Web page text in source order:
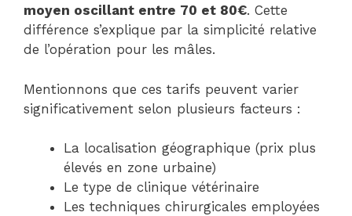
moyen oscillant entre 70 et 80€. Cette
différence s’explique par la simplicité relative
de l’opération pour les mâles.
Mentionnons que ces tarifs peuvent varier
significativement selon plusieurs facteurs :
La localisation géographique (prix plus
élevés en zone urbaine)
Le type de clinique vétérinaire
Les techniques chirurgicales employées